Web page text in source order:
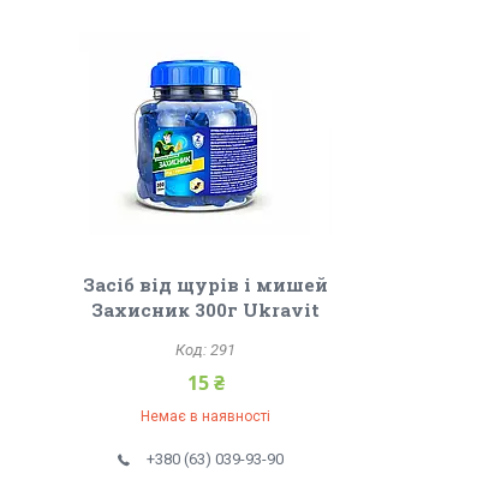
Засіб від щурів і мишей
Захисник 300г Ukravit
291
15 ₴
Немає в наявності
+380 (63) 039-93-90